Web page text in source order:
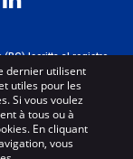
(BG) Iscritta al registro
€ 100.000,00 i.v.
dernier utilisent
utiles pour les
Si vous voulez
à tous ou à
En cliquant
vous